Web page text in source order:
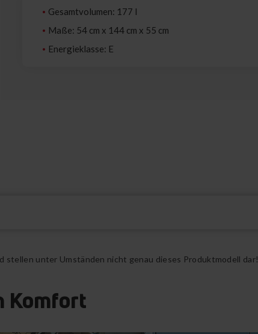
Gesamtvolumen: 177 l
Maße: 54 cm x 144 cm x 55 cm
Energieklasse: E
stellen unter Umständen nicht genau dieses Produktmodell dar!
Komfort